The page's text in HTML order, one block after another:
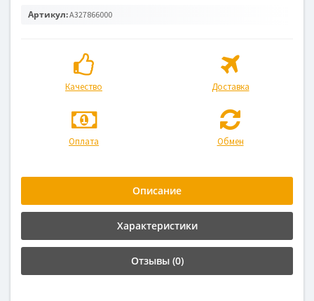
Артикул:A327866000
Качество Доставка
Оплата Обмен
Описание
Характеристики
Отзывы (0)